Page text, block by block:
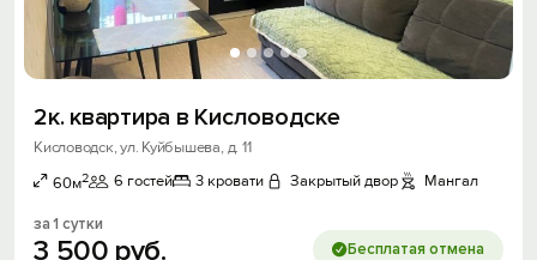
2к. квартира в Кисловодске
Кисловодск, ул. Куйбышева, д. 11
60м2 6 гостей 3 кровати Закрытый двор Мангал
за 1 сутки
3 500 руб. Бесплатая отмена